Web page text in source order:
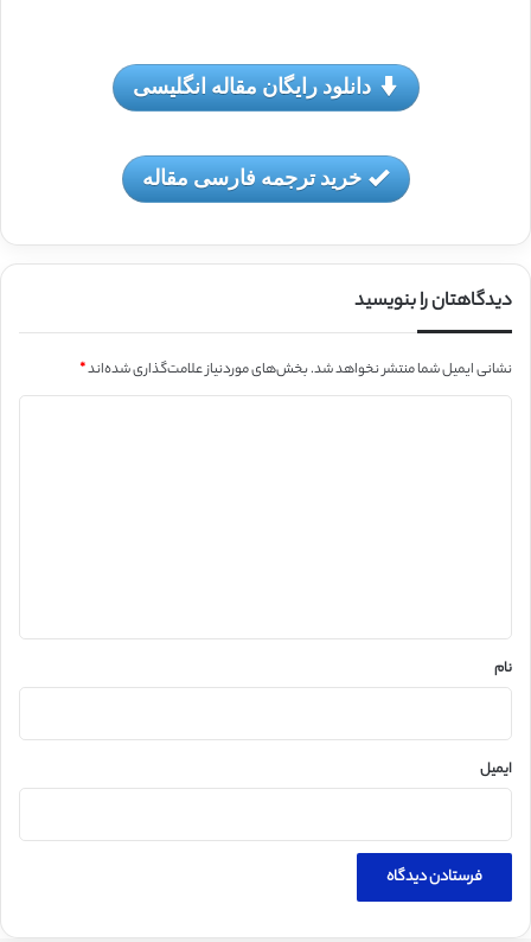
دانلود رایگان مقاله انگلیسی
خرید ترجمه فارسی مقاله
دیدگاهتان را بنویسید
نشانی ایمیل شما منتشر نخواهد شد.بخش‌های موردنیاز علامت‌گذاری شده‌اند*
نام
ایمیل